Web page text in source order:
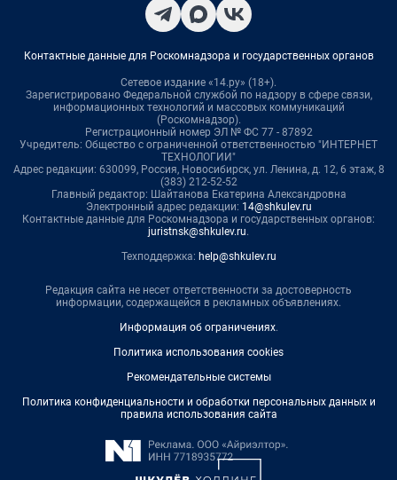
Контактные данные для Роскомнадзора и государственных органов
Сетевое издание «14.ру» (18+).
Зарегистрировано Федеральной службой по надзору в сфере связи,
информационных технологий и массовых коммуникаций
(Роскомнадзор).
Регистрационный номер ЭЛ № ФС 77 - 87892
Учредитель: Общество с ограниченной ответственностью "ИНТЕРНЕТ
ТЕХНОЛОГИИ"
Адрес редакции: 630099, Россия, Новосибирск, ул. Ленина, д. 12, 6 этаж, 8
(383) 212-52-52
Главный редактор: Шайтанова Екатерина Александровна
Электронный адрес редакции: 14@shkulev.ru
Контактные данные для Роскомнадзора и государственных органов:
juristnsk@shkulev.ru.
Техподдержка: help@shkulev.ru
Редакция сайта не несет ответственности за достоверность
информации, содержащейся в рекламных объявлениях.
Информация об ограничениях.
Политика использования cookies
Рекомендательные системы
Политика конфиденциальности и обработки персональных данных и
правила использования сайта